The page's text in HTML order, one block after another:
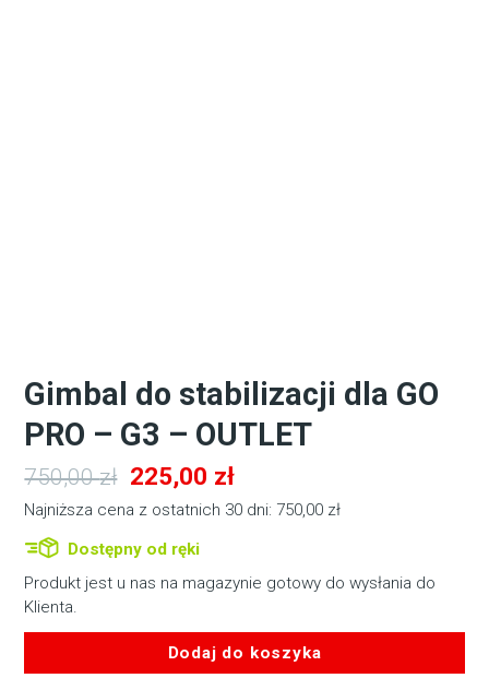
Gimbal do stabilizacji dla GO
PRO – G3 – OUTLET
750,00zł Pierwotna
cena
wynosiła:
750,00 zł.
225,00 złAktualna
cena
225,00 zł.
Najniższa cena z ostatnich 30 dni: 750,00 zł
Dostępny od ręki
Produkt jest u nas na magazynie gotowy do wysłania do
Klienta.
Dodaj do koszyka